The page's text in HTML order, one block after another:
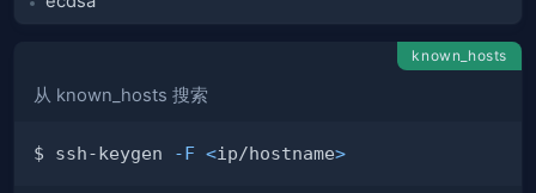
known_hosts
从 known_hosts 搜索
$ ssh-keygen -F <ip/hostname>